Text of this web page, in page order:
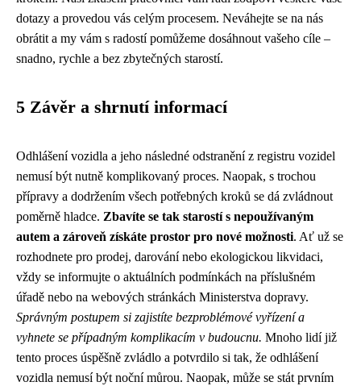
dotazy a provedou vás celým procesem. Neváhejte se na nás
obrátit a my vám s radostí pomůžeme dosáhnout vašeho cíle –
snadno, rychle a bez zbytečných starostí.
5 Závěr a shrnutí informací
Odhlášení vozidla a jeho následné odstranění z registru vozidel
nemusí být nutně komplikovaný proces. Naopak, s trochou
přípravy a dodržením všech potřebných kroků se dá zvládnout
poměrně hladce. Zbavíte se tak starostí s nepoužívaným
autem a zároveň získáte prostor pro nové možnosti. Ať už se
rozhodnete pro prodej, darování nebo ekologickou likvidaci,
vždy se informujte o aktuálních podmínkách na příslušném
úřadě nebo na webových stránkách Ministerstva dopravy.
Správným postupem si zajistíte bezproblémové vyřízení a
vyhnete se případným komplikacím v budoucnu. Mnoho lidí již
tento proces úspěšně zvládlo a potvrdilo si tak, že odhlášení
vozidla nemusí být noční můrou. Naopak, může se stát prvním